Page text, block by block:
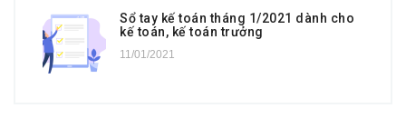
Sổ tay kế toán tháng 1/2021 dành cho
kế toán, kế toán trưởng
11/01/2021